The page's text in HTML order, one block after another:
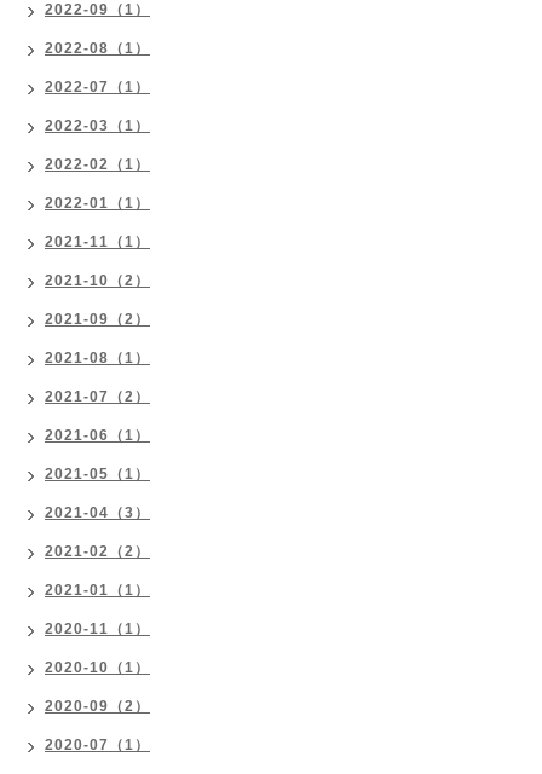
2022-09（1）
2022-08（1）
2022-07（1）
2022-03（1）
2022-02（1）
2022-01（1）
2021-11（1）
2021-10（2）
2021-09（2）
2021-08（1）
2021-07（2）
2021-06（1）
2021-05（1）
2021-04（3）
2021-02（2）
2021-01（1）
2020-11（1）
2020-10（1）
2020-09（2）
2020-07（1）